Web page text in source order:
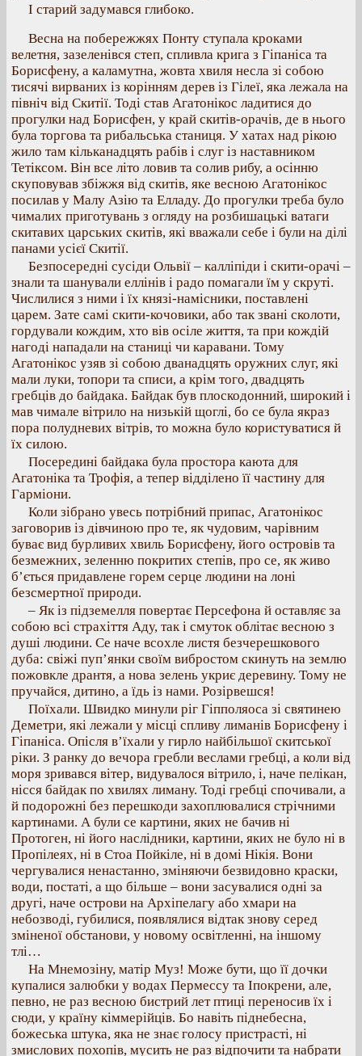
І старий задумався глибоко.
Весна на побережжях Понту ступала кроками
велетня, зазеленівся степ, спливла крига з Гіпаніса та
Борисфену, а каламутна, жовта хвиля несла зі собою
тисячі вирваних із корінням дерев із Гілеї, яка лежала на
північ від Скитії. Тоді став Агатонікос ладитися до
прогулки над Борисфен, у край скитів-орачів, де в нього
була торгова та рибальська станиця. У хатах над рікою
жило там кільканадцять рабів і слуг із наставником
Тетіксом. Він все літо ловив та солив рибу, а осінню
скуповував збіжжя від скитів, яке весною Агатонікос
посилав у Малу Азію та Елладу. До прогулки треба було
чималих приготувань з огляду на розбишацькі ватаги
скитавих царських скитів, які вважали себе і були на ділі
панами усієї Скитії.
Безпосередні сусіди Ольвії – калліпіди і скити-орачі –
знали та шанували еллінів і радо помагали їм у скруті.
Числилися з ними і їх князі-намісники, поставлені
царем. Зате самі скити-кочовики, або так звані сколоти,
гордували кождим, хто вів осіле життя, та при кождій
нагоді нападали на станиці чи каравани. Тому
Агатонікос узяв зі собою дванадцять оружних слуг, які
мали луки, топори та списи, а крім того, двадцять
гребців до байдака. Байдак був плоскодонний, широкий і
мав чимале вітрило на низькій щоглі, бо се була якраз
пора полудневих вітрів, то можна було користуватися й
їх силою.
Посередині байдака була простора каюта для
Агатоніка та Трофія, а тепер відділено її частину для
Гарміони.
Коли зібрано увесь потрібний припас, Агатонікос
заговорив із дівчиною про те, як чудовим, чарівним
буває вид бурливих хвиль Борисфену, його островів та
безмежних, зеленню покритих степів, про се, як живо
б’ється придавлене горем серце людини на лоні
безсмертної природи.
– Як із підземелля повертає Персефона й оставляє за
собою всі страхіття Аду, так і смуток облітає весною з
душі людини. Се наче всохле листя безчерешкового
дуба: свіжі пуп’янки своїм вибростом скинуть на землю
пожовкле дрантя, а нова зелень укриє деревину. Тому не
пручайся, дитино, а їдь із нами. Розірвешся!
Поїхали. Швидко минули ріг Гіпполяоса зі святинею
Деметри, які лежали у місці спливу лиманів Борисфену і
Гіпаніса. Опісля в’їхали у гирло найбільшої скитської
ріки. З ранку до вечора гребли веслами гребці, а коли від
моря зривався вітер, видувалося вітрило, і, наче пелікан,
нісся байдак по хвилях лиману. Тоді гребці спочивали, а
й подорожні без перешкоди захоплювалися стрічними
картинами. А були се картини, яких не бачив ні
Протоген, ні його наслідники, картини, яких не було ні в
Пропілеях, ні в Стоа Пойкіле, ні в домі Нікія. Вони
чергувалися ненастанно, зміняючи безвидовно краски,
води, постаті, а що більше – вони засувалися одні за
другі, наче острови на Архіпелагу або хмари на
небозводі, губилися, появлялися відтак знову серед
зміненої обстанови, у новому освітленні, на іншому
тлі…
На Мнемозіну, матір Муз! Може бути, що її дочки
купалися залюбки у водах Пермессу та Іпокрени, але,
певно, не раз весною бистрий лет птиці переносив їх і
сюди, у країну кіммерійців. Бо навіть піднебесна,
божеська штука, яка не знає голосу пристрасті, ні
змислових похопів, мусить не раз відпочити та набрати